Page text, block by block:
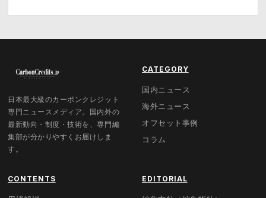
日本最大級のカーボンクレジット
専門ニュースメディア。国内外の
最新動向・制度・技術を、専門編
集部が分かりやすくお届けしま
す。
CATEGORY
国内ニュース
海外ニュース
オフセット事例
コラム
CONTENTS EDITORIAL